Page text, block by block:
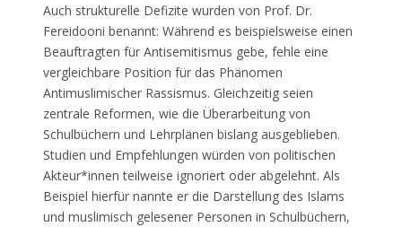
Auch strukturelle Defizite wurden von Prof. Dr.
Fereidooni benannt: Während es beispielsweise einen
Beauftragten für Antisemitismus gebe, fehle eine
vergleichbare Position für das Phänomen
Antimuslimischer Rassismus. Gleichzeitig seien
zentrale Reformen, wie die Überarbeitung von
Schulbüchern und Lehrplänen bislang ausgeblieben.
Studien und Empfehlungen würden von politischen
Akteur*innen teilweise ignoriert oder abgelehnt. Als
Beispiel hierfür nannte er die Darstellung des Islams
und muslimisch gelesener Personen in Schulbüchern,